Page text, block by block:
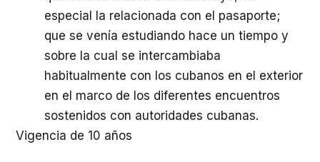
especial la relacionada con el pasaporte;
que se venía estudiando hace un tiempo y
sobre la cual se intercambiaba
habitualmente con los cubanos en el exterior
en el marco de los diferentes encuentros
sostenidos con autoridades cubanas.
Vigencia de 10 años